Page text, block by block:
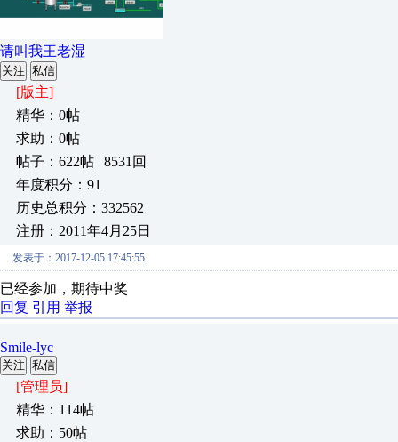
请叫我王老湿
关注 私信
[版主]
精华：0帖
求助：0帖
帖子：622帖 | 8531回
年度积分：91
历史总积分：332562
注册：2011年4月25日
发表于：2017-12-05 17:45:55
已经参加，期待中奖
回复 引用 举报
Smile-lyc
关注 私信
[管理员]
精华：114帖
求助：50帖